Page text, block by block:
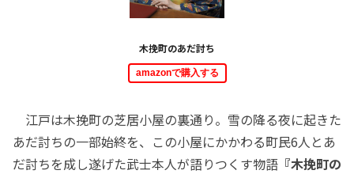
木挽町のあだ討ち
amazonで購入する
江戸は木挽町の芝居小屋の裏通り。雪の降る夜に起きた
あだ討ちの一部始終を、この小屋にかかわる町民6人とあ
だ討ちを成し遂げた武士本人が語りつくす物語 『木挽町の